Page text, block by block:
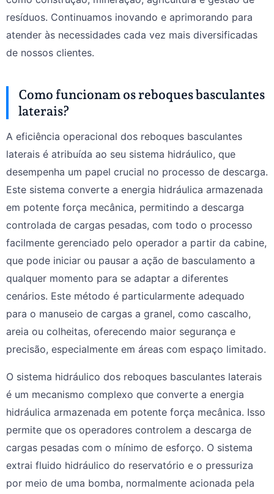
resíduos. Continuamos inovando e aprimorando para
atender às necessidades cada vez mais diversificadas
de nossos clientes.
Como funcionam os reboques basculantes
laterais?
A eficiência operacional dos reboques basculantes
laterais é atribuída ao seu sistema hidráulico, que
desempenha um papel crucial no processo de descarga.
Este sistema converte a energia hidráulica armazenada
em potente força mecânica, permitindo a descarga
controlada de cargas pesadas, com todo o processo
facilmente gerenciado pelo operador a partir da cabine,
que pode iniciar ou pausar a ação de basculamento a
qualquer momento para se adaptar a diferentes
cenários. Este método é particularmente adequado
para o manuseio de cargas a granel, como cascalho,
areia ou colheitas, oferecendo maior segurança e
precisão, especialmente em áreas com espaço limitado.
O sistema hidráulico dos reboques basculantes laterais
é um mecanismo complexo que converte a energia
hidráulica armazenada em potente força mecânica. Isso
permite que os operadores controlem a descarga de
cargas pesadas com o mínimo de esforço. O sistema
extrai fluido hidráulico do reservatório e o pressuriza
por meio de uma bomba, normalmente acionada pela